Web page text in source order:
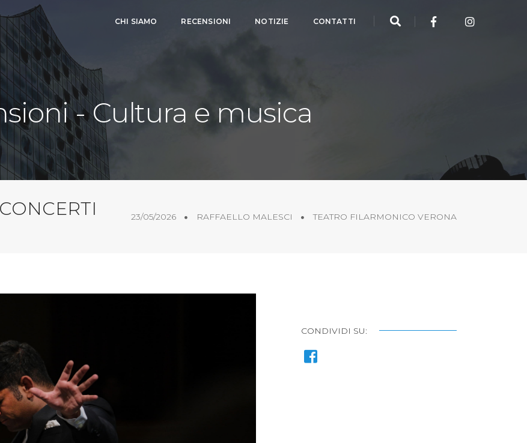
CHI SIAMO RECENSIONI NOTIZIE CONTATTI
- Cultura e musica
23/05/2026 RAFFAELLO MALESCI TEATRO FILARMONICO VERONA
CONDIVIDI SU: